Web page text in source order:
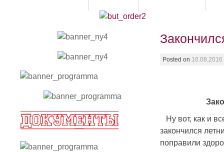
Posted on 10.08.2016
Ну вот, как и
закончился
поправили